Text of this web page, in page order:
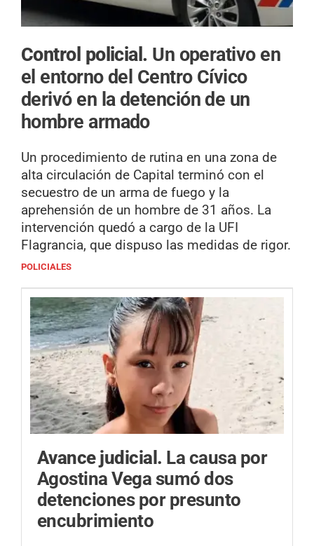
Control policial. Un operativo en
el entorno del Centro Cívico
derivó en la detención de un
hombre armado
Un procedimiento de rutina en una zona de
alta circulación de Capital terminó con el
secuestro de un arma de fuego y la
aprehensión de un hombre de 31 años. La
intervención quedó a cargo de la UFI
Flagrancia, que dispuso las medidas de rigor.
POLICIALES
Avance judicial. La causa por
Agostina Vega sumó dos
detenciones por presunto
encubrimiento